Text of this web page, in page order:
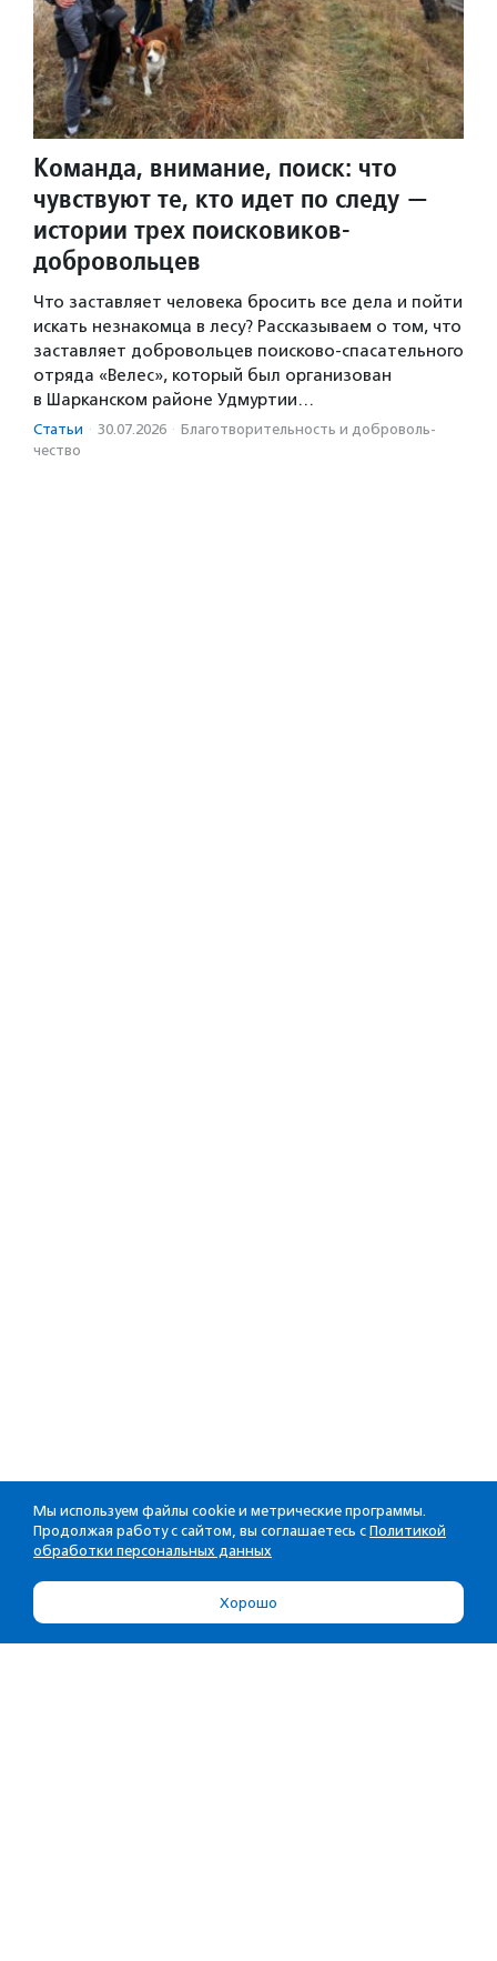
Команда, внимание, поиск: что
чувствуют те, кто идет по следу —
истории трех поисковиков-
добровольцев
Что заставляет человека бросить все дела и пойти
искать незнакомца в лесу? Рассказываем о том, что
заставляет добровольцев поисково-спасательного
отряда «Велес», который был организован
в Шарканском районе Удмуртии…
Статьи · 30.07.2026 · Благотвори­тель­ность и доброволь­
чест­во
Мы используем файлы cookie и метрические программы.
Продолжая работу с сайтом, вы соглашаетесь с Политикой
обработки персональных данных
Хорошо